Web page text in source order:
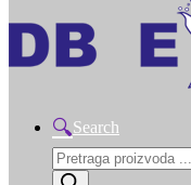
Search
Products
search